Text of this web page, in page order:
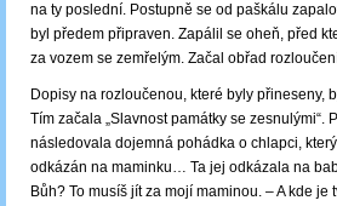
na ty poslední. Postupně se od paškálu
byl předem připraven. Zapálil se oheň, před
za vozem se zemřelým. Začal obřad
Dopisy na rozloučenou, které byly
Tím začala „Slavnost památky se
následovala dojemná pohádka o chlapci,
odkázán na maminku… Ta jej odkázala na
Bůh? To musíš jít za mojí maminou. – A kde